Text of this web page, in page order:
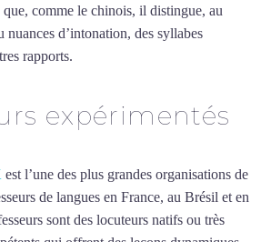
comme le chinois, il distingue, au
nuances d’intonation, des syllabes
rapports.
expérimentés
est l’une des plus grandes organisations de
de langues en France, au Brésil et en
sont des locuteurs natifs ou très